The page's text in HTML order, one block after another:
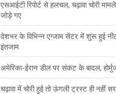
एसआईटी रिपोर्ट से हलचल, चढ़ावा चोरी
जोड़े गए
देशभर के विभिन्न एग्जाम सेंटर में शुरू हुई नीट
इंतजाम
अमेरिका-ईरान डील पर संकट के बादल,
चढ़ावा में चोरी हुई तो ऊंगली ट्रस्ट ही